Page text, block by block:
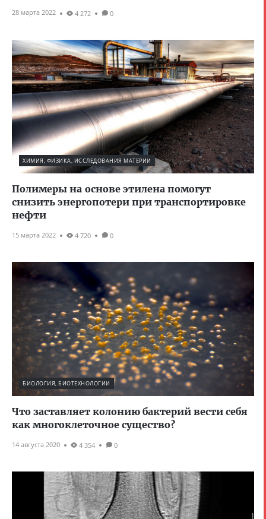
28 марта 2022 4 272 0
ХИМИЯ, ФИЗИКА, ИССЛЕДОВАНИЯ МАТЕРИИ
Полимеры на основе этилена помогут
снизить энергопотери при транспортировке
нефти
15 марта 2022 4 720 0
БИОЛОГИЯ, БИОТЕХНОЛОГИИ
Что заставляет колонию бактерий вести себя
как многоклеточное существо?
14 августа 2020 4 354 0